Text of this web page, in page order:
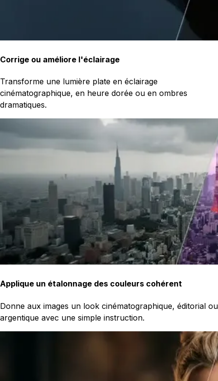
Corrige ou améliore l'éclairage
Transforme une lumière plate en éclairage
cinématographique, en heure dorée ou en ombres
dramatiques.
Applique un étalonnage des couleurs cohérent
Donne aux images un look cinématographique, éditorial ou
argentique avec une simple instruction.